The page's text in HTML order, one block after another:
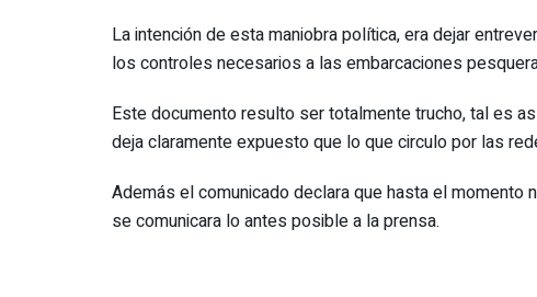
La intención de esta maniobra política, era dejar
los controles necesarios a las embarcaciones
Este documento resulto ser totalmente trucho, tal es
deja claramente expuesto que lo que circulo por las
Además el comunicado declara que hasta el momento
se comunicara lo antes posible a la prensa.